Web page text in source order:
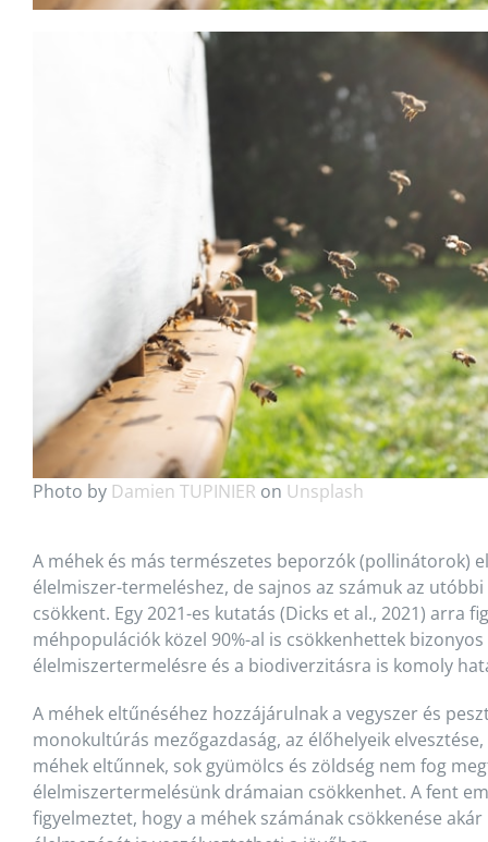
Photo by Damien TUPINIER on Unsplash
A méhek és más természetes beporzók (pollinátorok)
élelmiszer-termeléshez, de sajnos az számuk az
csökkent. Egy 2021-es kutatás (Dicks et al., 2021) arra
méhpopulációk közel 90%-al is csökkenhettek
élelmiszertermelésre és a biodiverzitásra is komoly
A méhek eltűnéséhez hozzájárulnak a vegyszer és
monokultúrás mezőgazdaság, az élőhelyeik
méhek eltűnnek, sok gyümölcs és zöldség nem fog
élelmiszertermelésünk drámaian csökkenhet. A fent
figyelmeztet, hogy a méhek számának csökkenése